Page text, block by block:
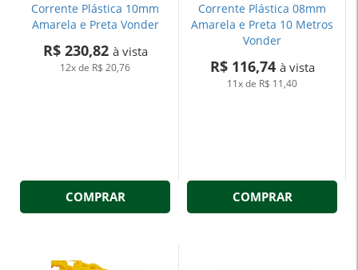
Corrente Plástica 10mm
Amarela e Preta Vonder
R$ 230,82 à vista
12xde R$ 20,76
COMPRAR
Corrente Plástica 08mm
Amarela e Preta 10 Metros
Vonder
R$ 116,74 à vista
11xde R$ 11,40
COMPRAR